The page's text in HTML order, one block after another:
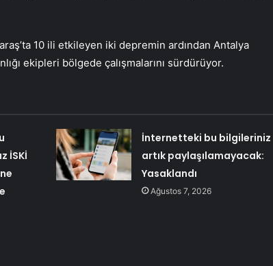
10 ili etkileyen iki depremin ardından Antalya
ekipleri bölgede çalışmalarını sürdürüyor.
İSKİ
İnternetteki bu bilgileriniz
artık paylaşılamayacak:
Yasaklandı
Ağustos 7, 2026